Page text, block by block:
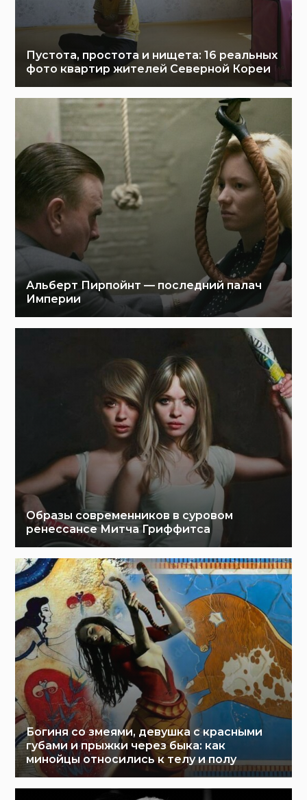
Пустота, простота и нищета: 16 реальных
фото квартир жителей Северной Кореи
Альберт Пирпойнт — последний палач
Империи
Образы современников в суровом
ренессансе Митча Гриффитса
Богиня со змеями, девушка с красными
губами и прыжки через быка: как
минойцы относились к телу и полу